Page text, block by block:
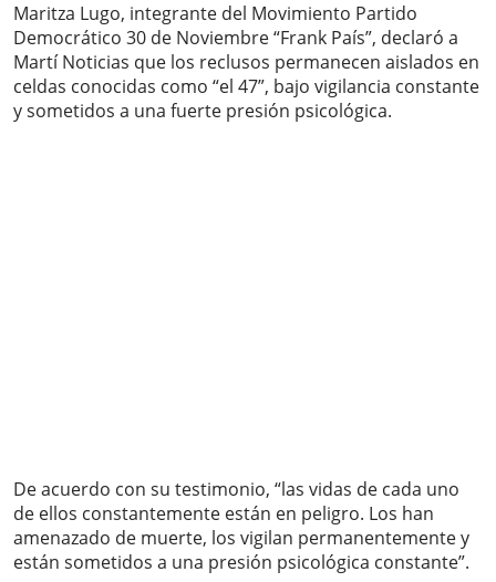
Maritza Lugo, integrante del Movimiento Partido
Democrático 30 de Noviembre “Frank País”, declaró a
Martí Noticias que los reclusos permanecen aislados en
celdas conocidas como “el 47”, bajo vigilancia constante
y sometidos a una fuerte presión psicológica.
De acuerdo con su testimonio, “las vidas de cada uno
de ellos constantemente están en peligro. Los han
amenazado de muerte, los vigilan permanentemente y
están sometidos a una presión psicológica constante”.